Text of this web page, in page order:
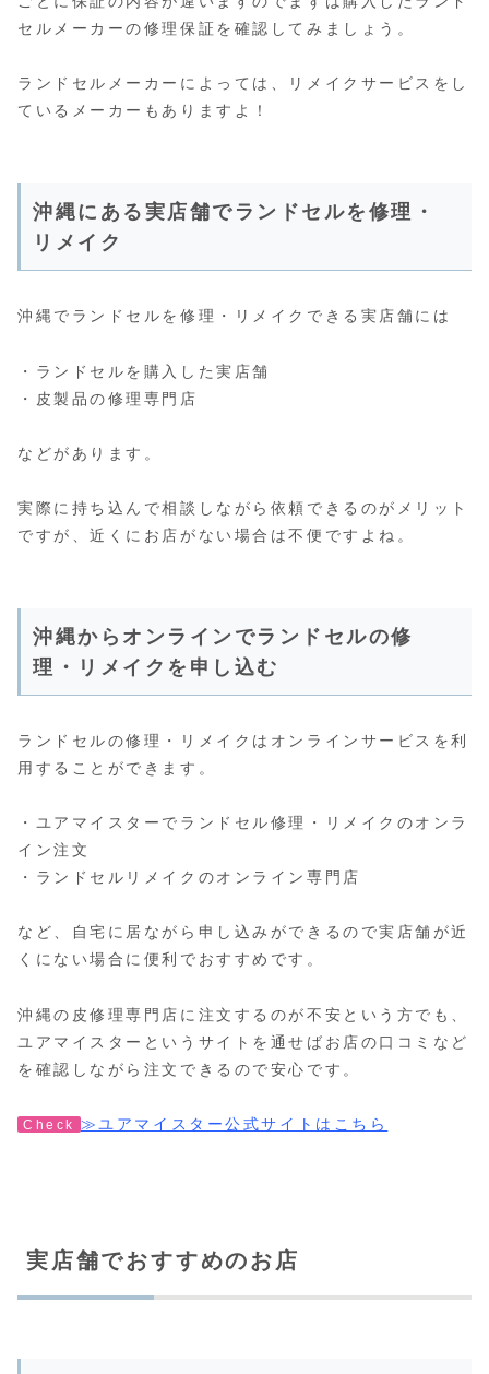
セルメーカーの修理保証を確認してみましょう。
ランドセルメーカーによっては、リメイクサービスをし
ているメーカーもありますよ！
沖縄にある実店舗でランドセルを修理・
リメイク
沖縄でランドセルを修理・リメイクできる実店舗には
・ランドセルを購入した実店舗
・皮製品の修理専門店
などがあります。
実際に持ち込んで相談しながら依頼できるのがメリット
ですが、近くにお店がない場合は不便ですよね。
沖縄からオンラインでランドセルの修
理・リメイクを申し込む
ランドセルの修理・リメイクはオンラインサービスを利
用することができます。
・ユアマイスターでランドセル修理・リメイクのオンラ
イン注文
・ランドセルリメイクのオンライン専門店
など、自宅に居ながら申し込みができるので実店舗が近
くにない場合に便利でおすすめです。
沖縄の皮修理専門店に注文するのが不安という方でも、
ユアマイスターというサイトを通せばお店の口コミなど
を確認しながら注文できるので安心です。
Check ≫ユアマイスター公式サイトはこちら
実店舗でおすすめのお店